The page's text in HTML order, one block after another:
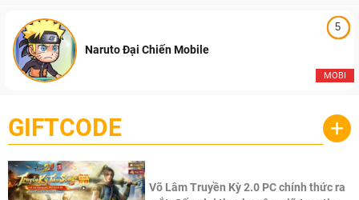
5
MOBI
Naruto Đại Chiến Mobile
GIFTCODE +
Võ Lâm Truyền Kỳ 2.0 PC chính thức ra